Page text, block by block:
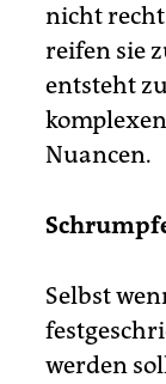
nicht
reifen sie
entsteht
Nuancen.
Selbst
werden